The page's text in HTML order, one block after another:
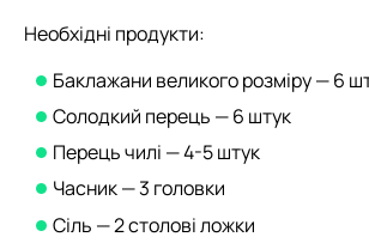
Необхідні продукти:
Баклажани великого розміру — 6
Солодкий перець — 6 штук
Перець чилі — 4-5 штук
Часник — 3 головки
Сіль — 2 столові ложки